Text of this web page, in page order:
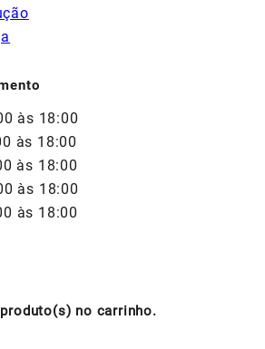
às 18:00
às 18:00
às 18:00
às 18:00
às 18:00
no carrinho.